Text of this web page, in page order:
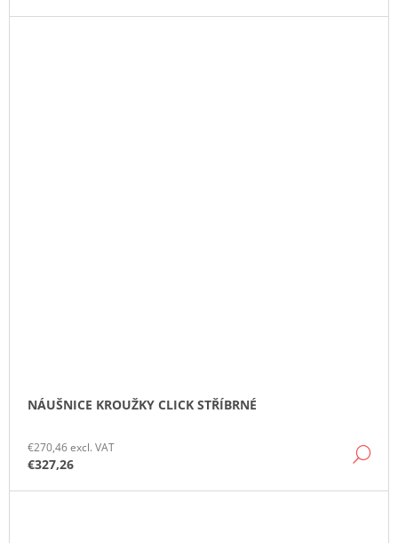
NÁUŠNICE KROUŽKY CLICK STŘÍBRNÉ
€270,46 excl. VAT
€327,26